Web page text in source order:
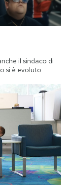
il sindaco di
si è evoluto